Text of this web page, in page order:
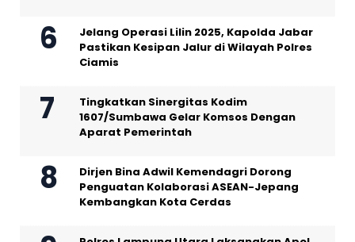
Jelang Operasi Lilin 2025, Kapolda Jabar
Pastikan Kesipan Jalur di Wilayah Polres
Ciamis
Tingkatkan Sinergitas Kodim
1607/Sumbawa Gelar Komsos Dengan
Aparat Pemerintah
Dirjen Bina Adwil Kemendagri Dorong
Penguatan Kolaborasi ASEAN-Jepang
Kembangkan Kota Cerdas